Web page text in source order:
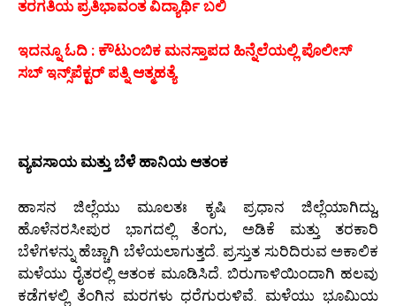
ತರಗತಿಯ ಪ್ರತಿಭಾವಂತ ವಿದ್ಯಾರ್ಥಿ ಬಲಿ
ಇದನ್ನೂ ಓದಿ : ಕೌಟುಂಬಿಕ ಮನಸ್ತಾಪದ ಹಿನ್ನೆಲೆಯಲ್ಲಿ ಪೊಲೀಸ್
ಸಬ್ ಇನ್ಸ್‌ಪೆಕ್ಟರ್ ಪತ್ನಿ ಆತ್ಮಹತ್ಯೆ
ವ್ಯವಸಾಯ ಮತ್ತು ಬೆಳೆ ಹಾನಿಯ ಆತಂಕ
ಹಾಸನ ಜಿಲ್ಲೆಯು ಮೂಲತಃ ಕೃಷಿ ಪ್ರಧಾನ ಜಿಲ್ಲೆಯಾಗಿದ್ದು,
ಹೊಳೆನರಸೀಪುರ ಭಾಗದಲ್ಲಿ ತೆಂಗು, ಅಡಿಕೆ ಮತ್ತು ತರಕಾರಿ
ಬೆಳೆಗಳನ್ನು ಹೆಚ್ಚಾಗಿ ಬೆಳೆಯಲಾಗುತ್ತದೆ. ಪ್ರಸ್ತುತ ಸುರಿದಿರುವ ಅಕಾಲಿಕ
ಮಳೆಯು ರೈತರಲ್ಲಿ ಆತಂಕ ಮೂಡಿಸಿದೆ. ಬಿರುಗಾಳಿಯಿಂದಾಗಿ ಹಲವು
ಕಡೆಗಳಲ್ಲಿ ತೆಂಗಿನ ಮರಗಳು ಧರೆಗುರುಳಿವೆ. ಮಳೆಯು ಭೂಮಿಯ